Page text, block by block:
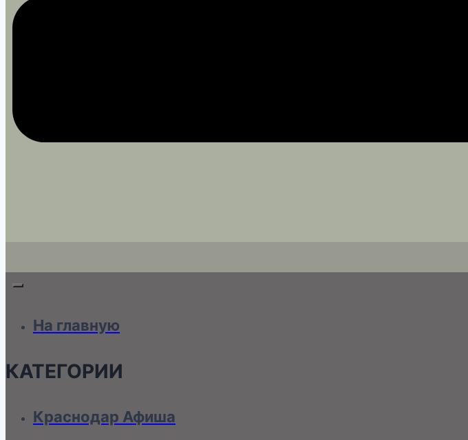
На главную
КАТЕГОРИИ
Краснодар Афиша